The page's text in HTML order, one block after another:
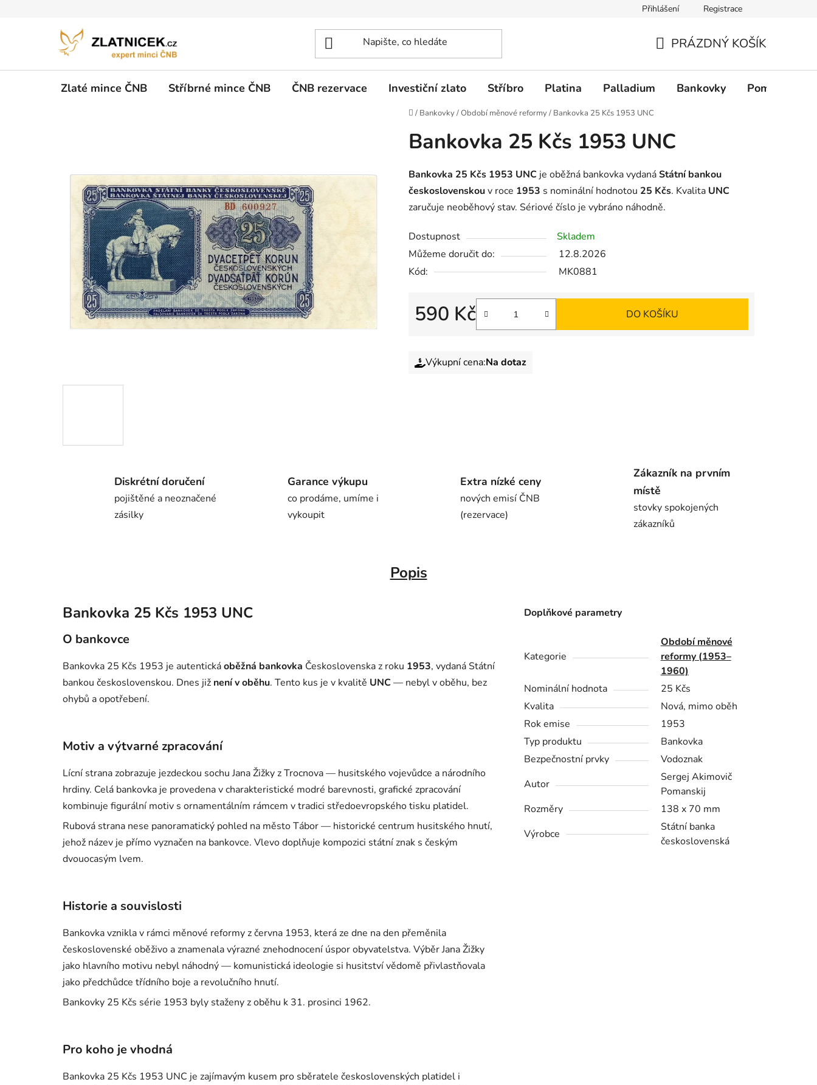
Přihlášení Registrace
PRÁZDNÝ KOŠÍK
Zlaté mince ČNB Stříbrné mince ČNB ČNB rezervace Investiční zlato Stříbro Platina Palladium Bankovky Pomůcky
Domů
/ Bankovky/Období měnové reformy/ Bankovka 25 Kčs 1953 UNC
Bankovka 25 Kčs 1953 UNC
Bankovka 25 Kčs 1953 UNC je oběžná bankovka vydanáStátní bankou
československouv roce 1953 s nominální hodnotou 25 Kčs. Kvalita UNC
zaručuje neoběhový stav. Sériové číslo je vybráno náhodně.
Dostupnost
Skladem
Můžeme doručit do:
12.8.2026
Kód:
MK0881
590 Kč DO KOŠÍKU
Výkupní cena:Na dotaz
Diskrétní doručení
pojištěné a neoznačené
zásilky
Garance výkupu
co prodáme, umíme i
vykoupit
Extra nízké ceny
nových emisí ČNB
(rezervace)
Zákazník na prvním
místě
stovky spokojených
zákazníků
Popis
Bankovka 25 Kčs 1953 UNC
O bankovce
Bankovka 25 Kčs 1953 je autentickáoběžná bankovka Československa z roku 1953, vydaná Státní
bankou československou. Dnes již není v oběhu. Tento kus je v kvalitě UNC— nebyl v oběhu, bez
ohybů a opotřebení.
Motiv a výtvarné zpracování
Lícní strana zobrazuje jezdeckou sochu Jana Žižky z Trocnova — husitského vojevůdce a národního
hrdiny. Celá bankovka je provedena v charakteristické modré barevnosti, grafické zpracování
kombinuje figurální motiv s ornamentálním rámcem v tradici středoevropského tisku platidel.
Rubová strana nese panoramatický pohled na město Tábor — historické centrum husitského hnutí,
jehož název je přímo vyznačen na bankovce. Vlevo doplňuje kompozici státní znak s českým
dvouocasým lvem.
Historie a souvislosti
Bankovka vznikla v rámci měnové reformy z června 1953, která ze dne na den přeměnila
československé oběživo a znamenala výrazné znehodnocení úspor obyvatelstva. Výběr Jana Žižky
jako hlavního motivu nebyl náhodný — komunistická ideologie si husitství vědomě přivlastňovala
jako předchůdce třídního boje a revolučního hnutí.
Bankovky 25 Kčs série 1953 byly staženy z oběhu k 31. prosinci 1962.
Pro koho je vhodná
Bankovka 25 Kčs 1953 UNC je zajímavým kusem pro sběratele československých platidel i
Doplňkové parametry
Kategorie
Období měnové
reformy (1953–
1960)
Nominální hodnota
25 Kčs
Kvalita
Nová, mimo oběh
Rok emise
1953
Typ produktu
Bankovka
Bezpečnostní prvky
Vodoznak
Autor
Sergej Akimovič
Pomanskij
Rozměry
138 x 70 mm
Výrobce
Státní banka
československá